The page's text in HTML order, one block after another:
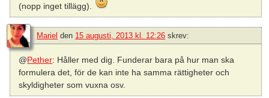
(nopp inget tillägg).
Mariel den 15 augusti, 2013 kl. 12:26 skrev:
@Pether: Håller med dig. Funderar bara på hur man ska
formulera det, för de kan inte ha samma rättigheter och
skyldigheter som vuxna osv.